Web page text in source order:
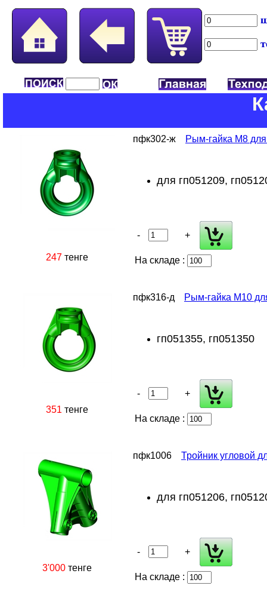
247 тенге
пфк302-ж Рым-гайка М8
для гп051209,
- +
На складе :
351 тенге
пфк316-д Рым-гайка М10
гп051355, гп051350
- +
На складе :
3'000 тенге
пфк1006 Тройник угловой
для гп051206,
- +
На складе :